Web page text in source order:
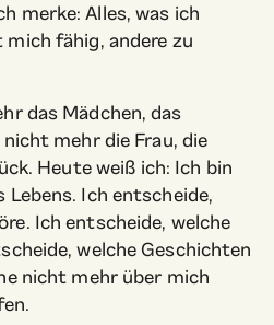
merke: Alles, was ich
fähig, andere zu
das Mädchen, das
mehr die Frau, die
Heute weiß ich: Ich bin
Lebens. Ich entscheide,
Ich entscheide, welche
welche Geschichten
nicht mehr über mich